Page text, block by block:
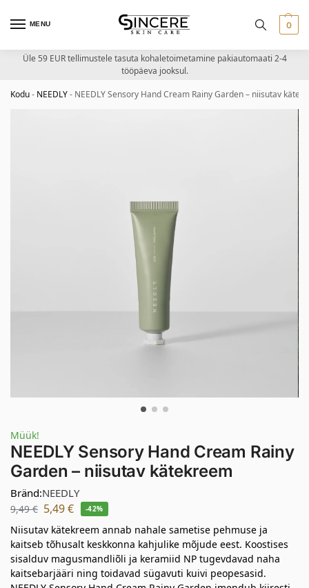
MENU 0
Üle 59 EUR tellimustele tasuta kohaletoimetamine pakiautomaati 2-4
tööpäeva jooksul.
Kodu- NEEDLY- NEEDLY Sensory Hand Cream Rainy Garden – niisutav
Müük!
NEEDLY Sensory Hand Cream Rainy
Garden – niisutav kätekreem
Bränd:NEEDLY
9,49€ 5,49€ -42%
Niisutav kätekreem annab nahale sametise pehmuse ja
kaitseb tõhusalt keskkonna kahjulike mõjude eest. Koostises
sisalduv magusmandliõli ja keramiid NP tugevdavad naha
kaitsebarjääri ning toidavad sügavuti kuivi peopesasid.